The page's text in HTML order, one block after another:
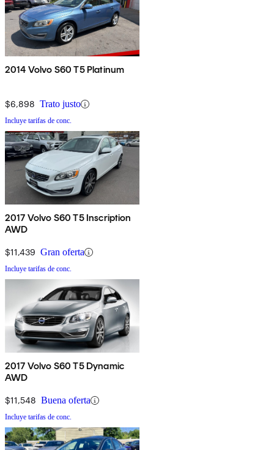
2014 Volvo S60 T5 Platinum
$6,898 Trato justo
Incluye tarifas de conc.
2017 Volvo S60 T5 Inscription
AWD
$11,439 Gran oferta
Incluye tarifas de conc.
2017 Volvo S60 T5 Dynamic
AWD
$11,548 Buena oferta
Incluye tarifas de conc.